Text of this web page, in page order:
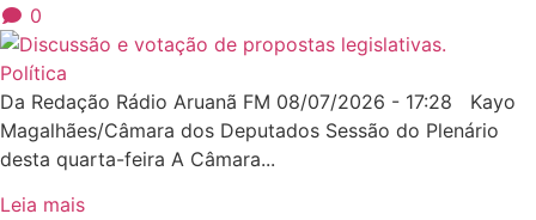
0
Política
Da Redação Rádio Aruanã FM 08/07/2026 - 17:28 Kayo
Magalhães/Câmara dos Deputados Sessão do Plenário
desta quarta-feira A Câmara...
Leia mais